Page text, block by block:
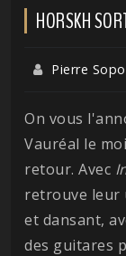
HORSKH
Pierre
On vous
Vauréal le
retour. Avec
retrouve leur
et dansant,
des guitares